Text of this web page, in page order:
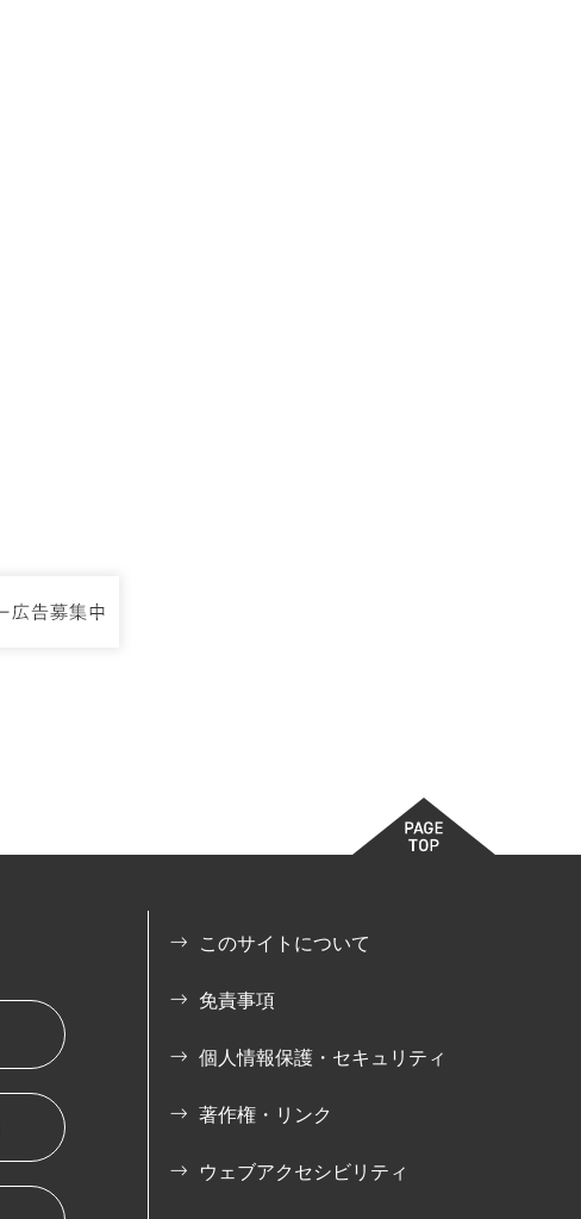
このサイトについて
免責事項
個人情報保護・セキュリティ
著作権・リンク
ウェブアクセシビリティ